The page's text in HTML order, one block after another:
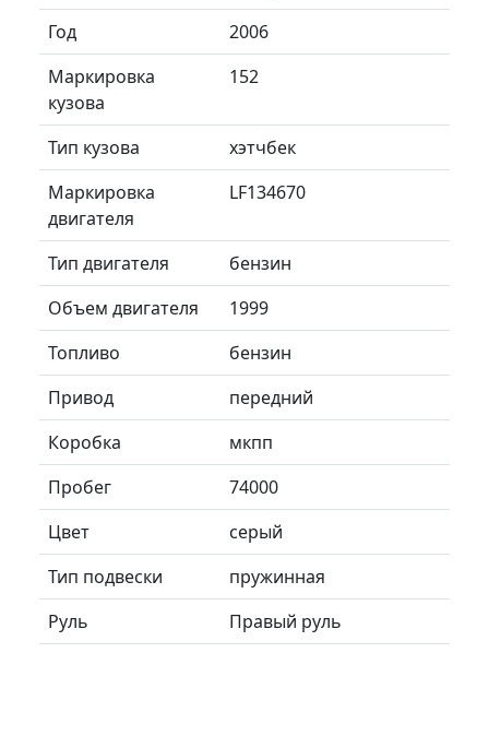
Год
2006
Маркировка
кузова
152
Тип кузова
хэтчбек
Маркировка
двигателя
LF134670
Тип двигателя
бензин
Объем двигателя
1999
Топливо
бензин
Привод
передний
Коробка
мкпп
Пробег
74000
Цвет
серый
Тип подвески
пружинная
Руль
Правый руль